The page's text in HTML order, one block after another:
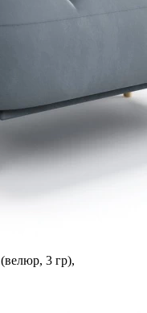
(велюр, 3 гр),